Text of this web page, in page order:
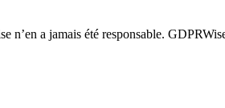
n’en a jamais été responsable.